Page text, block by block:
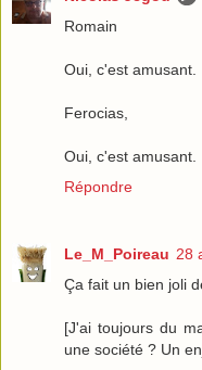
Romain
Oui, c'est amusant.
Ferocias,
Oui, c'est amusant.
Répondre
Le_M_Poireau 28
Ça fait un bien joli
[J'ai toujours du
une société ? Un